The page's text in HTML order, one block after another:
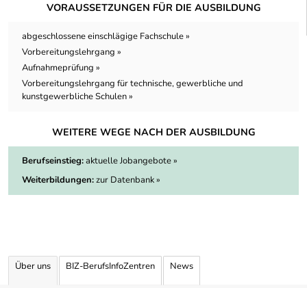
VORAUSSETZUNGEN FÜR DIE AUSBILDUNG
abgeschlossene einschlägige Fachschule »
Vorbereitungslehrgang »
Aufnahmeprüfung »
Vorbereitungslehrgang für technische, gewerbliche und
kunstgewerbliche Schulen »
WEITERE WEGE NACH DER AUSBILDUNG
Berufseinstieg:aktuelle Jobangebote »
Weiterbildungen:zur Datenbank »
Über uns BIZ-BerufsInfoZentren News